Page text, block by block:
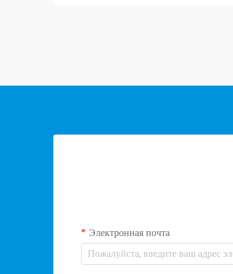
Электронная почта